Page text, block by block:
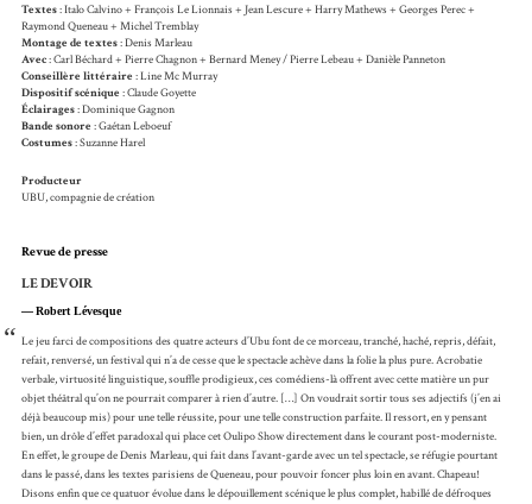
Textes: Italo Calvino + François Le Lionnais + Jean Lescure + Harry Mathews + Georges Perec +
Raymond Queneau + Michel Tremblay
Montage de textes: Denis Marleau
Avec: Carl Béchard + Pierre Chagnon + Bernard Meney / Pierre Lebeau + Danièle Panneton
Conseillère littéraire : Line Mc Murray
Dispositif scénique : Claude Goyette
Éclairages: Dominique Gagnon
Bande sonore : Gaétan Leboeuf
Costumes: Suzanne Harel
Producteur
UBU, compagnie de création
Revue de presse
LE DEVOIR
Robert Lévesque
“ Le jeu farci de compositions des quatre acteurs d’Ubu font de ce morceau, tranché, haché, repris, défait,
refait, renversé, un festival qui n’a de cesse que le spectacle achève dans la folie la plus pure. Acrobatie
verbale, virtuosité linguistique, souffle prodigieux, ces comédiens-là offrent avec cette matière un pur
objet théâtral qu’on ne pourrait comparer à rien d’autre. […] On voudrait sortir tous ses adjectifs (j’en ai
déjà beaucoup mis) pour une telle réussite, pour une telle construction parfaite. Il ressort, en y pensant
bien, un drôle d’effet paradoxal qui place cet Oulipo Show directement dans le courant post-moderniste.
En effet, le groupe de Denis Marleau, qui fait dans l’avant-garde avec un tel spectacle, se réfugie pourtant
dans le passé, dans les textes parisiens de Queneau, pour pouvoir foncer plus loin en avant. Chapeau!
Disons enfin que ce quatuor évolue dans le dépouillement scénique le plus complet, habillé de défroques